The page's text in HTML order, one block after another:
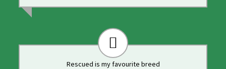
Rescued is my favourite breed